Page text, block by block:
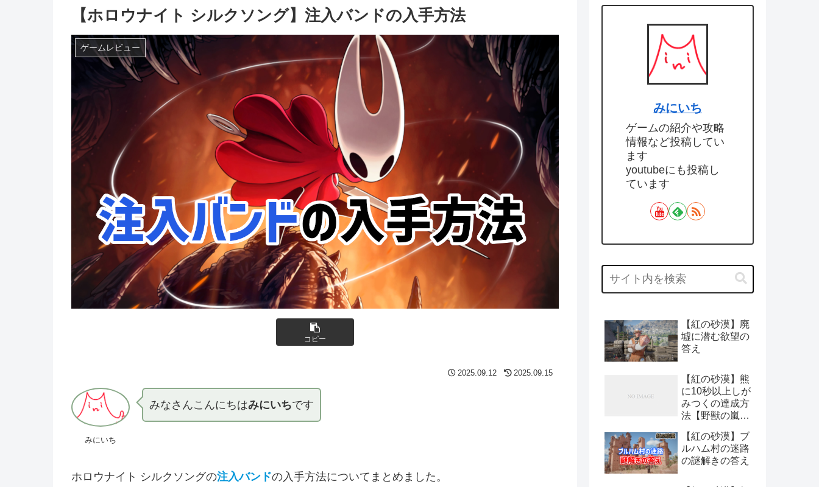
【ホロウナイト シルクソング】注入バンドの入手方法
ゲームレビュー
コピー
2025.09.12 2025.09.15
みにいち
みなさんこんにちはみにいちです
ホロウナイト シルクソングの注入バンドの入手方法についてまとめました。
みにいち
ゲームの紹介や攻略
情報など投稿してい
ます
youtubeにも投稿し
ています
【紅の砂漠】廃
墟に潜む欲望の
答え
【紅の砂漠】熊
に10秒以上しが
みつくの達成方
法【野獣の嵐：
【紅の砂漠】ブ
ルハム村の迷路
の謎解きの答え